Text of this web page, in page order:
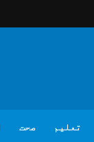
تعلیم صحت